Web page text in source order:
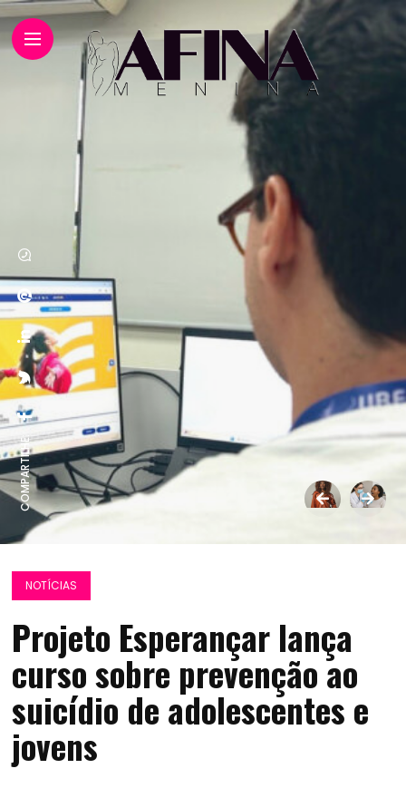
COMPARTILHE:
NOTÍCIAS
Projeto Esperançar lança
curso sobre prevenção ao
suicídio de adolescentes e
jovens